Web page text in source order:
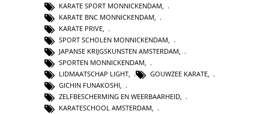
KARATE SPORT MONNICKENDAM
KARATE BNC MONNICKENDAM
KARATE PRIVE
SPORT SCHOLEN MONNICKENDAM
JAPANSE KRIJGSKUNSTEN AMSTERDAM
SPORTEN MONNICKENDAM
LIDMAATSCHAP LIGHT
GOUWZEE KARATE
GICHIN FUNAKOSHI
ZELFBESCHERMING EN WEERBAARHEID,
KARATESCHOOL AMSTERDAM,